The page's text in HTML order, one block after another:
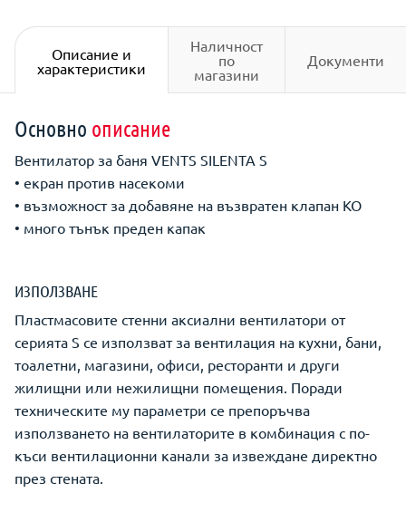
Описание и
характеристики
Наличност
по
магазини
Документи
Основно описание
Вентилатор за баня VENTS SILENTA S
• екран против насекоми
• възможност за добавяне на възвратен клапан KO
• много тънък преден капак
ИЗПОЛЗВАНЕ
Пластмасовите стенни аксиални вентилатори от
серията S се използват за вентилация на кухни, бани,
тоалетни, магазини, офиси, ресторанти и други
жилищни или нежилищни помещения. Поради
техническите му параметри се препоръчва
използването на вентилаторите в комбинация с по-
къси вентилационни канали за извеждане директно
през стената.